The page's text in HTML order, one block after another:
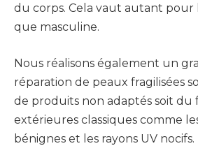
du corps. Cela vaut autant pour
que masculine.
Nous réalisons également un
réparation de peaux fragilisées
de produits non adaptés soit du
extérieures classiques comme
bénignes et les rayons UV nocifs.